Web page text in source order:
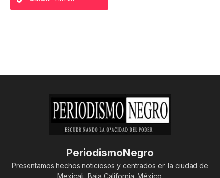
PeriodismoNegro
Presentamos hechos noticiosos y centrados en la ciudad de
Mexicali, Baja California. México.